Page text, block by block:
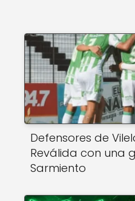
Defensores de
Reválida con una
Sarmiento